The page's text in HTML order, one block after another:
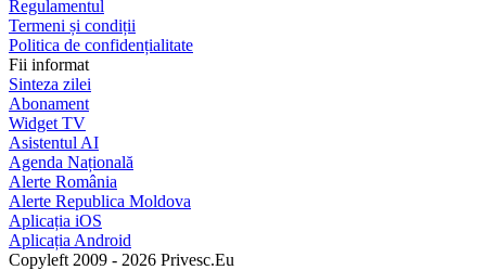
Regulamentul
Termeni și condiții
Politica de confidențialitate
Fii informat
Sinteza zilei
Abonament
Widget TV
Asistentul AI
Agenda Națională
Alerte România
Alerte Republica Moldova
Aplicația iOS
Aplicația Android
Copyleft 2009 - 2026 Privesc.Eu